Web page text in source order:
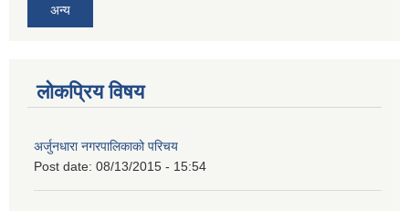
अन्य
लोकप्रिय विषय
अर्जुनधारा नगरपालिकाको परिचय
Post date: 08/13/2015 - 15:54